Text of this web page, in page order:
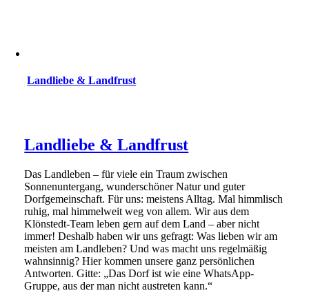
Landliebe & Landfrust
Landliebe & Landfrust
Das Landleben – für viele ein Traum zwischen
Sonnenuntergang, wunderschöner Natur und guter
Dorfgemeinschaft. Für uns: meistens Alltag. Mal himmlisch
ruhig, mal himmelweit weg von allem. Wir aus dem
Klönstedt-Team leben gern auf dem Land – aber nicht
immer! Deshalb haben wir uns gefragt: Was lieben wir am
meisten am Landleben? Und was macht uns regelmäßig
wahnsinnig? Hier kommen unsere ganz persönlichen
Antworten. Gitte: „Das Dorf ist wie eine WhatsApp-
Gruppe, aus der man nicht austreten kann.“